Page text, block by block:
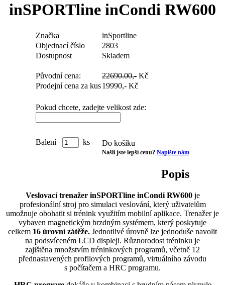
inSPORTline inCondi RW600
Značka
inSportline
Objednací číslo
2803
Dostupnost
Skladem
Původní cena: 22690.00,- Kč
Prodejní cena za kus19990,- Kč
Pokud chcete, zadejte velikost zde:
Balení ks Do košíku
Našli jste lepší cenu? Napište nám
Popis
Veslovací trenažer inSPORTline inCondi RW600je
profesionální stroj pro simulaci veslování, který uživatelům
umožnuje obohatit si trénink využitím mobilní aplikace. Trenažer je
vybaven magnetickým brzdným systémem, který poskytuje
celkem 16 úrovní zátěže. Jednotlivé úrovně lze jednoduše navolit
na podsvíceném LCD displeji. Různorodost tréninku je
zajištěna množstvím tréninkových programů, včetně 12
přednastavených profilových programů, virtuálního závodu
s počítačem a HRC programu.